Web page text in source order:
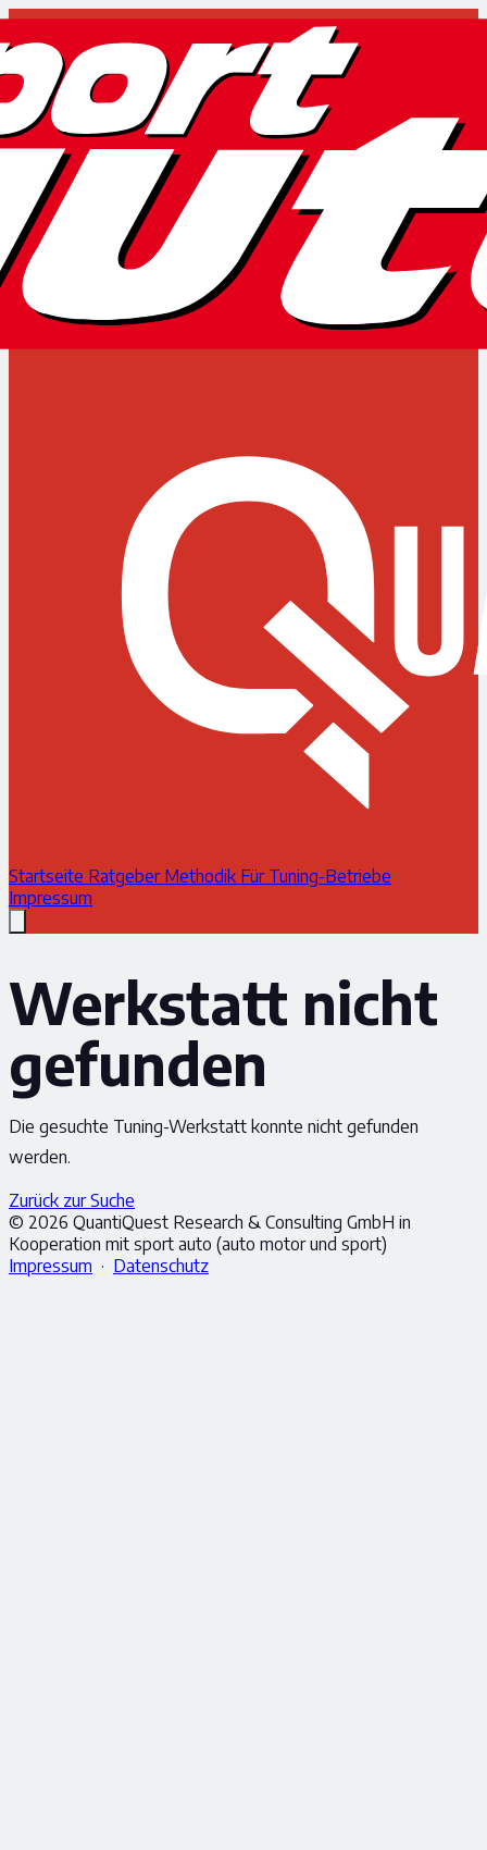
Startseite Ratgeber Methodik Für Tuning-Betriebe
Impressum
Werkstatt nicht
gefunden
Die gesuchte Tuning-Werkstatt konnte nicht gefunden
werden.
Zurück zur Suche
© 2026 QuantiQuest Research & Consulting GmbH in
Kooperation mit sport auto (auto motor und sport)
Impressum · Datenschutz